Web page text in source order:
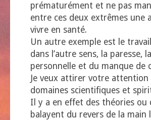
prématurément et ne pas
entre ces deux extrêmes
vivre en santé.
Un autre exemple est le
dans l’autre sens, la paresse,
personnelle et du manque de
Je veux attirer votre attention
domaines scientifiques et
Il y a en effet des théories ou
balayent du revers de la